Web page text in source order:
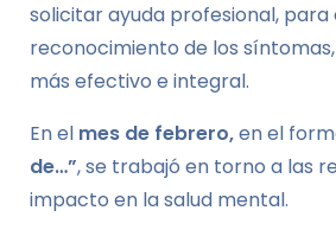
solicitar ayuda profesional, para
reconocimiento de los
más efectivo e integral.
En el mes de febrero,en el
de…”, se trabajó en torno a las
impacto en la salud mental.